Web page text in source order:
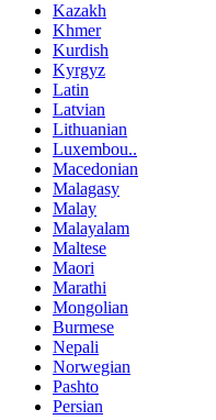
Kazakh
Khmer
Kurdish
Kyrgyz
Latin
Latvian
Lithuanian
Luxembou..
Macedonian
Malagasy
Malay
Malayalam
Maltese
Maori
Marathi
Mongolian
Burmese
Nepali
Norwegian
Pashto
Persian